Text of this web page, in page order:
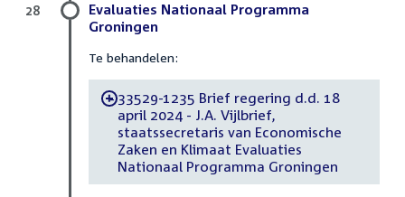
Evaluaties Nationaal Programma
Groningen
Te behandelen:
-33529-1235 Brief regering d.d. 18
april 2024 - J.A. Vijlbrief,
staatssecretaris van Economische
Zaken en Klimaat Evaluaties
Nationaal Programma Groningen
28